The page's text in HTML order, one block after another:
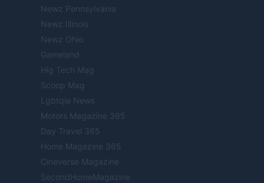
Newz Pennsylvania
Newz Illinois
Newz Ohio
Gameland
Hig Tech Mag
Scoop Mag
Lgbtqia News
Motors Magazine 365
Day Travel 365
Home Magazine 365
Cineverse Magazine
SecondHomeMagazine